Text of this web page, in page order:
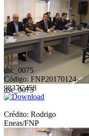
dsc_0075
dsc_0075
Código: FNP20170124-
9837C458
Crédito: Rodrigo
Eneas/FNP